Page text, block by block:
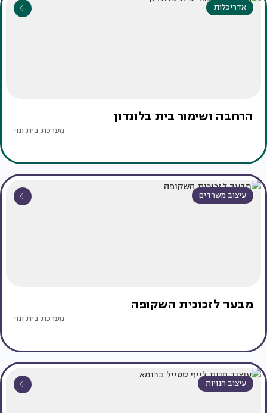
אדריכלות
הרחבה ושימור בית בלונדון
מערכת בית ונוי
עיצוב משרדים
מבעד לזכוכית השקופה
מערכת בית ונוי
עיצוב חנויות